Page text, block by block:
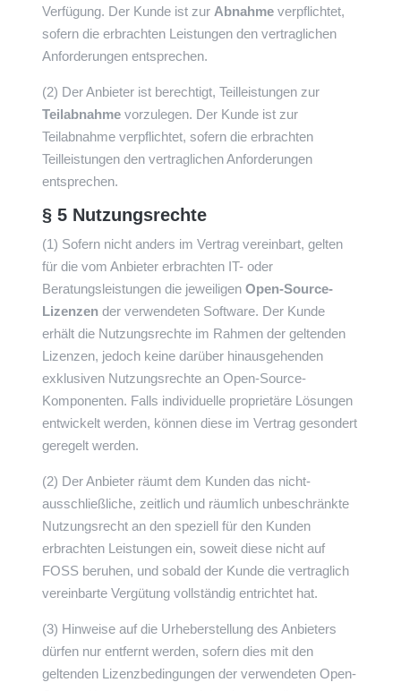
Verfügung. Der Kunde ist zur Abnahmeverpflichtet,
sofern die erbrachten Leistungen den vertraglichen
Anforderungen entsprechen.
(2) Der Anbieter ist berechtigt, Teilleistungen zur
Teilabnahmevorzulegen. Der Kunde ist zur
Teilabnahme verpflichtet, sofern die erbrachten
Teilleistungen den vertraglichen Anforderungen
entsprechen.
§ 5 Nutzungsrechte
(1) Sofern nicht anders im Vertrag vereinbart, gelten
für die vom Anbieter erbrachten IT- oder
Beratungsleistungen die jeweiligen Open-Source-
Lizenzender verwendeten Software. Der Kunde
erhält die Nutzungsrechte im Rahmen der geltenden
Lizenzen, jedoch keine darüber hinausgehenden
exklusiven Nutzungsrechte an Open-Source-
Komponenten. Falls individuelle proprietäre Lösungen
entwickelt werden, können diese im Vertrag gesondert
geregelt werden.
(2) Der Anbieter räumt dem Kunden das nicht-
ausschließliche, zeitlich und räumlich unbeschränkte
Nutzungsrecht an den speziell für den Kunden
erbrachten Leistungen ein, soweit diese nicht auf
FOSS beruhen, und sobald der Kunde die vertraglich
vereinbarte Vergütung vollständig entrichtet hat.
(3) Hinweise auf die Urheberstellung des Anbieters
dürfen nur entfernt werden, sofern dies mit den
geltenden Lizenzbedingungen der verwendeten Open-